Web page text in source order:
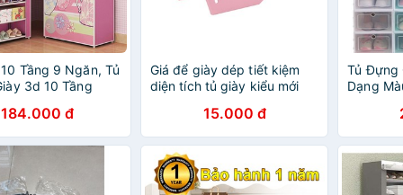
Tầng 9 Ngăn, Tủ
3d 10 Tầng
184.000 đ
Giá để giày dép tiết kiệm
diện tích tủ giày kiểu mới
15.000 đ
Tủ Đựng
Dạng